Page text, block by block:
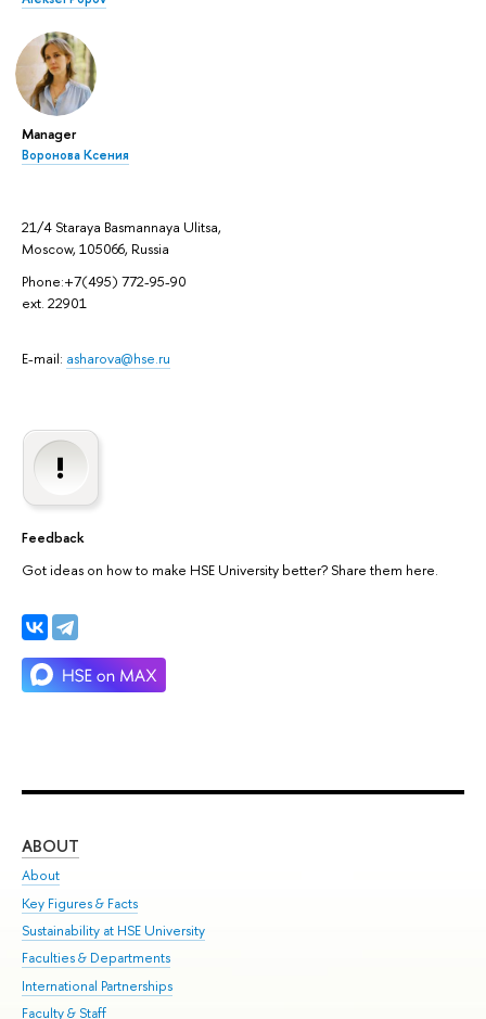
Manager
Воронова Ксения
21/4 Staraya Basmannaya Ulitsa,
Moscow, 105066, Russia
Phone:+7(495) 772-95-90
ext. 22901
E-mail: asharova@hse.ru
Feedback
Got ideas on how to make HSE University better? Share them here.
ABOUT
About
Key Figures & Facts
Sustainability at HSE University
Faculties & Departments
International Partnerships
Faculty & Staff